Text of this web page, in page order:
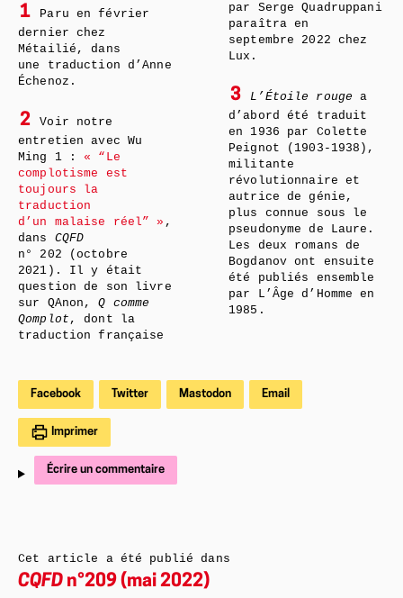
1
Paru en février
dernier chez
Métailié, dans
une traduction d’Anne
Échenoz.
2
Voir notre
entretien avec Wu
Ming 1 :« “Le
complotisme est
toujours la
traduction
d’un malaise réel” » ,
dans CQFD
n° 202 (octobre
2021). Il y était
question de son livre
sur QAnon,Q comme
Qomplot , dont la
traduction française
par Serge Quadruppani
paraîtra en
septembre 2022 chez
Lux.
3 L’Étoile rouge a
d’abord été traduit
en 1936 par Colette
Peignot (1903-1938),
militante
révolutionnaire et
autrice de génie,
plus connue sous le
pseudonyme de Laure.
Les deux romans de
Bogdanov ont ensuite
été publiés ensemble
par L’Âge d’Homme en
1985.
Facebook Twitter Mastodon Email
Imprimer
Écrire un commentaire
Cet article a été publié dans
CQFD n°209 (mai 2022)